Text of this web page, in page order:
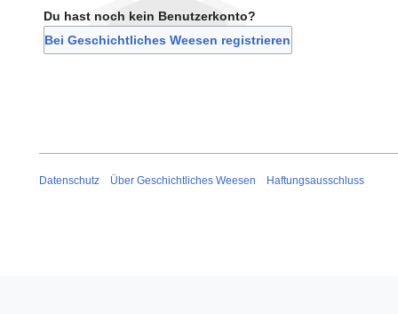
Du hast noch kein Benutzerkonto?
Bei Geschichtliches Weesen registrieren
Datenschutz Über Geschichtliches Weesen Haftungsausschluss